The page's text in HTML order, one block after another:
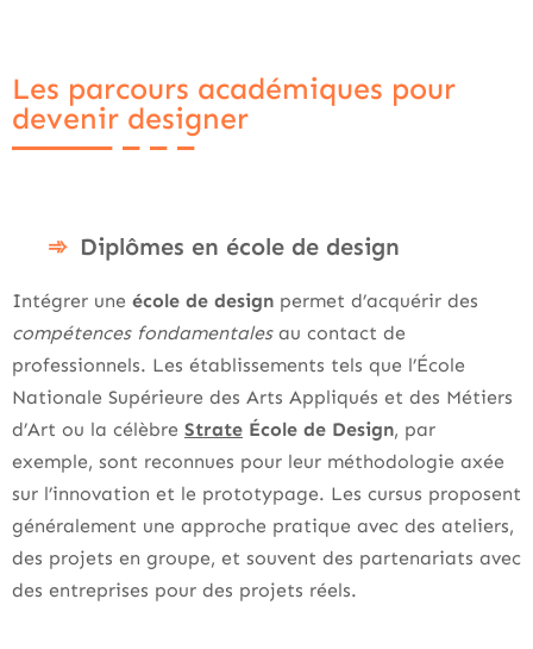
Les parcours académiques pour
devenir designer
Diplômes en école de design
Intégrer une école de design permet d’acquérir des
compétences fondamentalesau contact de
professionnels. Les établissements tels que l’École
Nationale Supérieure des Arts Appliqués et des Métiers
d’Art ou la célèbre Strate École de Design, par
exemple, sont reconnues pour leur méthodologie axée
sur l’innovation et le prototypage. Les cursus proposent
généralement une approche pratique avec des ateliers,
des projets en groupe, et souvent des partenariats avec
des entreprises pour des projets réels.